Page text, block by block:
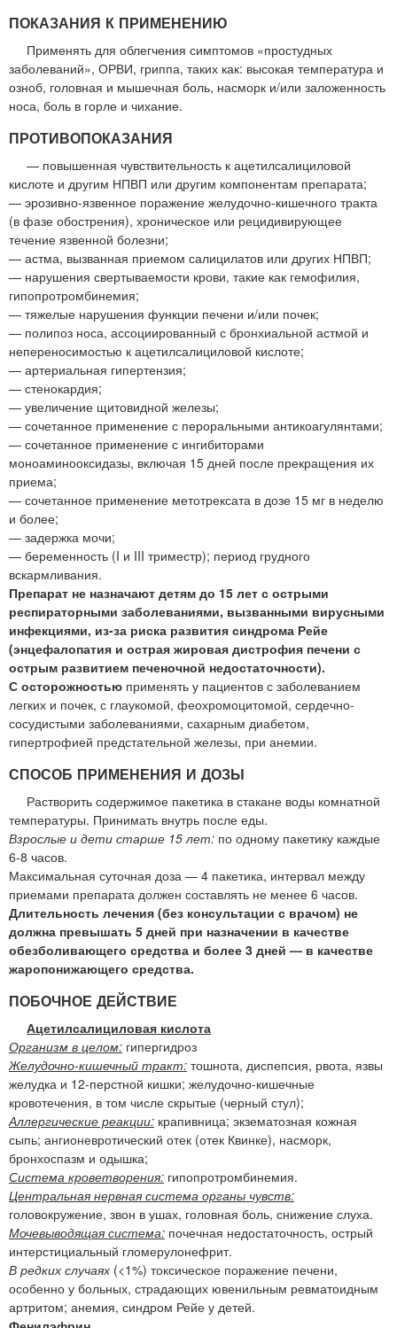
ПОКАЗАНИЯ К ПРИМЕНЕНИЮ
Применять для облегчения симптомов «простудных
заболеваний», ОРВИ, гриппа, таких как: высокая температура и
озноб, головная и мышечная боль, насморк и/или заложенность
носа, боль в горле и чихание.
ПРОТИВОПОКАЗАНИЯ
— повышенная чувствительность к ацетилсалициловой
кислоте и другим НПВП или другим компонентам препарата;
— эрозивно-язвенное поражение желудочно-кишечного тракта
(в фазе обострения), хроническое или рецидивирующее
течение язвенной болезни;
— астма, вызванная приемом салицилатов или других НПВП;
— нарушения свертываемости крови, такие как гемофилия,
гипопротромбинемия;
— тяжелые нарушения функции печени и/или почек;
— полипоз носа, ассоциированный с бронхиальной астмой и
непереносимостью к ацетилсалициловой кислоте;
— артериальная гипертензия;
— стенокардия;
— увеличение щитовидной железы;
— сочетанное применение с пероральными антикоагулянтами;
— сочетанное применение с ингибиторами
моноаминооксидазы, включая 15 дней после прекращения их
приема;
— сочетанное применение метотрексата в дозе 15 мг в неделю
и более;
— задержка мочи;
— беременность (I и III триместр); период грудного
вскармливания.
Препарат не назначают детям до 15 лет с острыми
респираторными заболеваниями, вызванными вирусными
инфекциями, из-за риска развития синдрома Рейе
(энцефалопатия и острая жировая дистрофия печени с
острым развитием печеночной недостаточности).
С осторожностью применять у пациентов с заболеванием
легких и почек, с глаукомой, феохромоцитомой, сердечно-
сосудистыми заболеваниями, сахарным диабетом,
гипертрофией предстательной железы, при анемии.
СПОСОБ ПРИМЕНЕНИЯ И ДОЗЫ
Растворить содержимое пакетика в стакане воды комнатной
температуры. Принимать внутрь после еды.
Взрослые и дети старше 15 лет: по одному пакетику каждые
6-8 часов.
Максимальная суточная доза — 4 пакетика, интервал между
приемами препарата должен составлять не менее 6 часов.
Длительность лечения (без консультации с врачом) не
должна превышать 5 дней при назначении в качестве
обезболивающего средства и более 3 дней — в качестве
жаропонижающего средства.
ПОБОЧНОЕ ДЕЙСТВИЕ
Ацетилсалициловая кислота
Организм в целом: гипергидроз
Желудочно-кишечный тракт: тошнота, диспепсия, рвота, язвы
желудка и 12-перстной кишки; желудочно-кишечные
кровотечения, в том числе скрытые (черный стул);
Аллергические реакции: крапивница; экзематозная кожная
сыпь; ангионевротический отек (отек Квинке), насморк,
бронхоспазм и одышка;
Система кроветворения: гипопротромбинемия.
Центральная нервная система органы чувств:
головокружение, звон в ушах, головная боль, снижение слуха.
Мочевыводящая система: почечная недостаточность, острый
интерстициальный гломерулонефрит.
В редких случаях (<1%) токсическое поражение печени,
особенно у больных, страдающих ювенильным ревматоидным
артритом; анемия, синдром Рейе у детей.